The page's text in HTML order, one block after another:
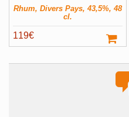
Producteur
Filter
Rhum, Divers Pays, 43,5%, 48
cl.
119€